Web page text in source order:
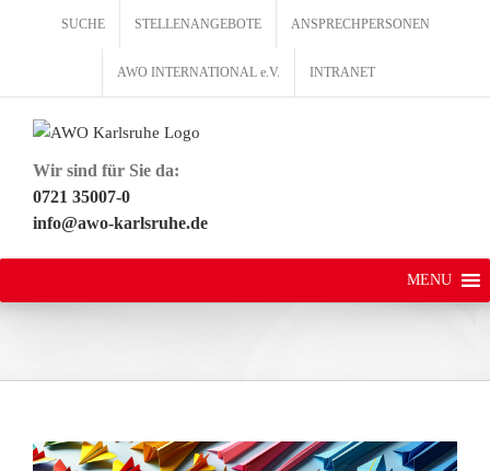
SUCHE STELLENANGEBOTE ANSPRECHPERSONEN
AWO INTERNATIONAL e.V. INTRANET
Wir sind für Sie da:
0721 35007-0
info@awo-karlsruhe.de
MENU